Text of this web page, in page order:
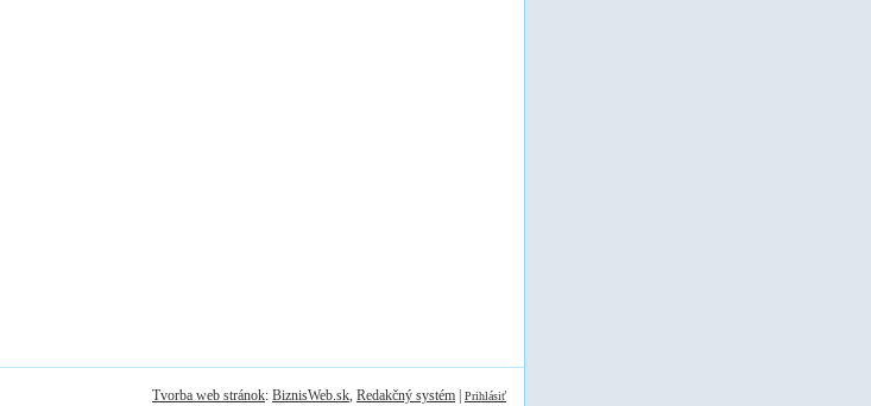
Tvorba web stránok: BiznisWeb.sk, Redakčný systém Prihlásiť